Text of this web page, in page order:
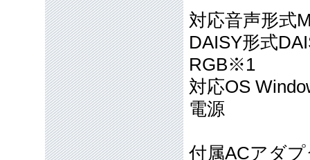
対応音声形式
DAISY形式
RGB※1
対応OS
電源
付属ACアダプ